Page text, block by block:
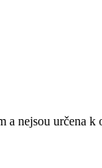
a nejsou určena k